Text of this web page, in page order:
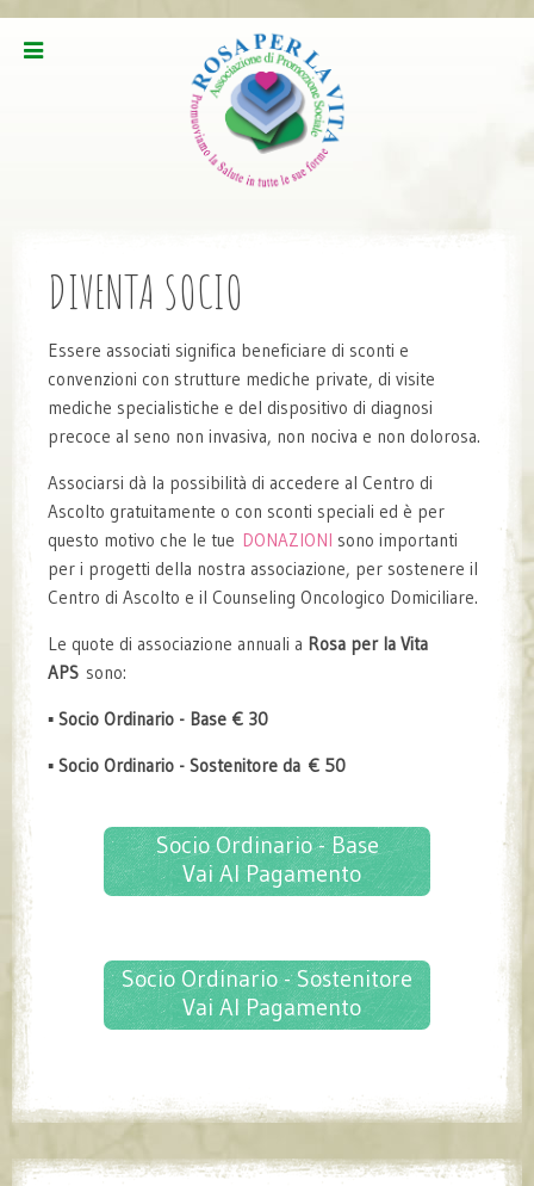
DIVENTA SOCIO
Essere associati significa beneficiare di sconti e
convenzioni con strutture mediche private, di visite
mediche specialistiche e del dispositivo di diagnosi
precoce al seno non invasiva, non nociva e non dolorosa.
Associarsi dà la possibilità di accedere al Centro di
Ascolto gratuitamente o con sconti speciali ed è per
questo motivo che le tue DONAZIONI sono importanti
per i progetti della nostra associazione, per sostenere il
Centro di Ascolto e il Counseling Oncologico Domiciliare.
Le quote di associazione annuali a Rosa per la Vita
APS sono:
▪ Socio Ordinario - Base € 30
▪ Socio Ordinario - Sostenitore da € 50
Socio Ordinario - Base
Vai Al Pagamento
Socio Ordinario - Sostenitore
Vai Al Pagamento